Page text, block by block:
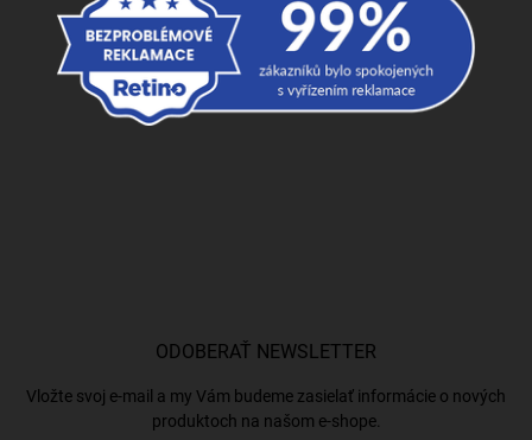
ODOBERAŤ NEWSLETTER
Vložte svoj e-mail a my Vám budeme zasielať informácie o nových
produktoch na našom e-shope.